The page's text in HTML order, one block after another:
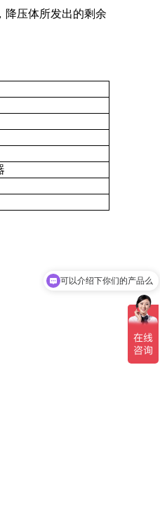
降压体所发出的剩余
可以介绍下你们的产品么